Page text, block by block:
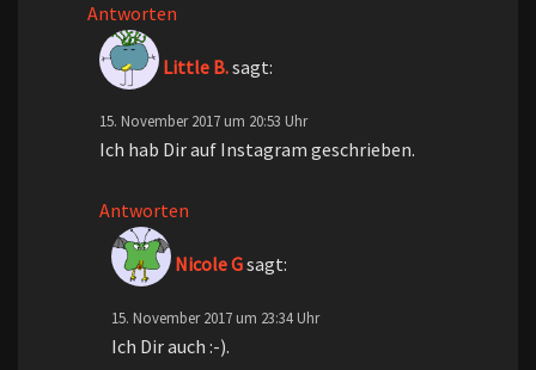
Antworten
Little B.sagt:
15. November 2017 um 20:53 Uhr
Ich hab Dir auf Instagram geschrieben.
Antworten
Nicole Gsagt:
15. November 2017 um 23:34 Uhr
Ich Dir auch :-).